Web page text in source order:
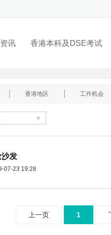
讯 香港本科及DSE考试
香港地区 工作机会
发
07-23 19:28
上一页 1